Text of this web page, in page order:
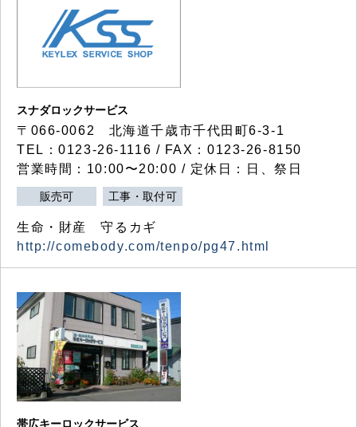
スナダロックサービス
〒066-0062 北海道千歳市千代田町6-3-1
TEL：0123-26-1116 / FAX：0123-26-8150
営業時間：10:00〜20:00 / 定休日：日、祭日
販売可 工事・取付可
生命・財産 守るカギ
http://comebody.com/tenpo/pg47.html
帯広キーロックサービス